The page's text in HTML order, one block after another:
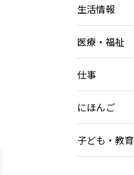
生活情報
医療・福祉
仕事
にほんご
子ども・教育